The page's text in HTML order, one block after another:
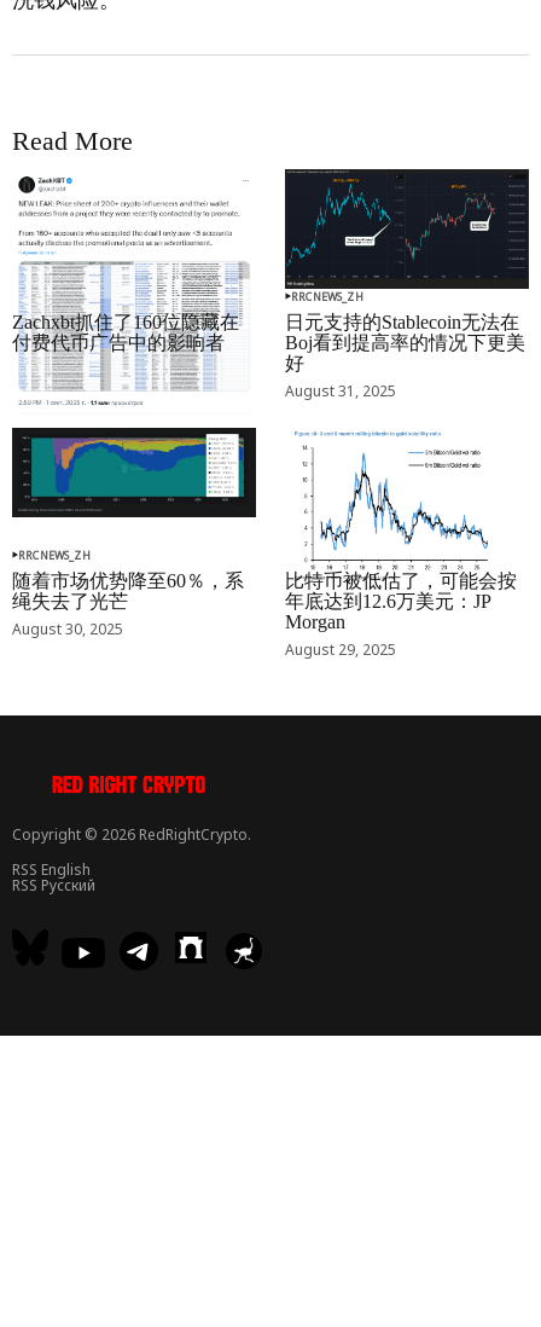
Read More
RRCNEWS_ZH
Zachxbt抓住了160位隐藏在
付费代币广告中的影响者
September 01, 2025
RRCNEWS_ZH
日元支持的Stablecoin无法在
Boj看到提高率的情况下更美
好
August 31, 2025
RRCNEWS_ZH
随着市场优势降至60％，系
绳失去了光芒
August 30, 2025
RRCNEWS_ZH
比特币被低估了，可能会按
年底达到12.6万美元：JP
Morgan
August 29, 2025
Copyright © 2026 RedRightCrypto.
RSS English
RSS Русский